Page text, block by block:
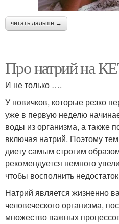
читать дальше →
Про натрий на
И не только ….
У новичков, которые резко
уже в первую неделю
воды из организма, а также
включая натрий. Поэтому
диету самым строгим
рекомендуется немного
чтобы восполнить
Натрий является жизненно
человеческого организма,
множество важных